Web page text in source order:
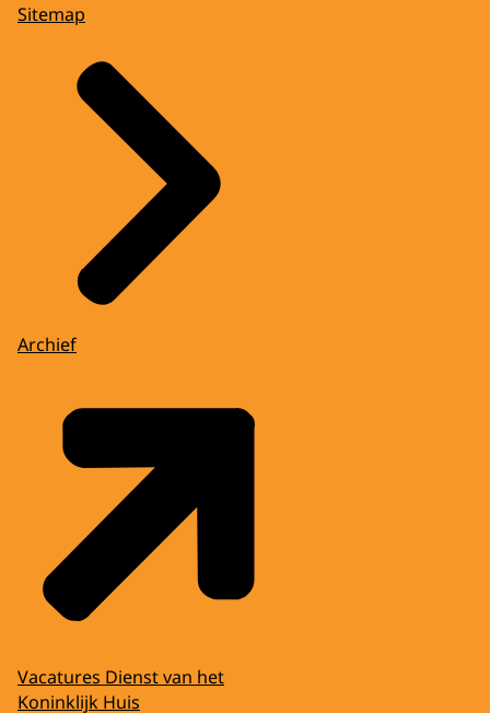
Sitemap
Archief
Vacatures Dienst van het
Koninklijk Huis